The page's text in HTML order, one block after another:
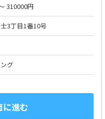
310000円
3丁目1番10号
グ
に進む